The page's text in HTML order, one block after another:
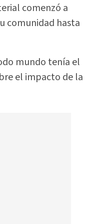
comenzó a
comunidad hasta
mundo tenía el
el impacto de la